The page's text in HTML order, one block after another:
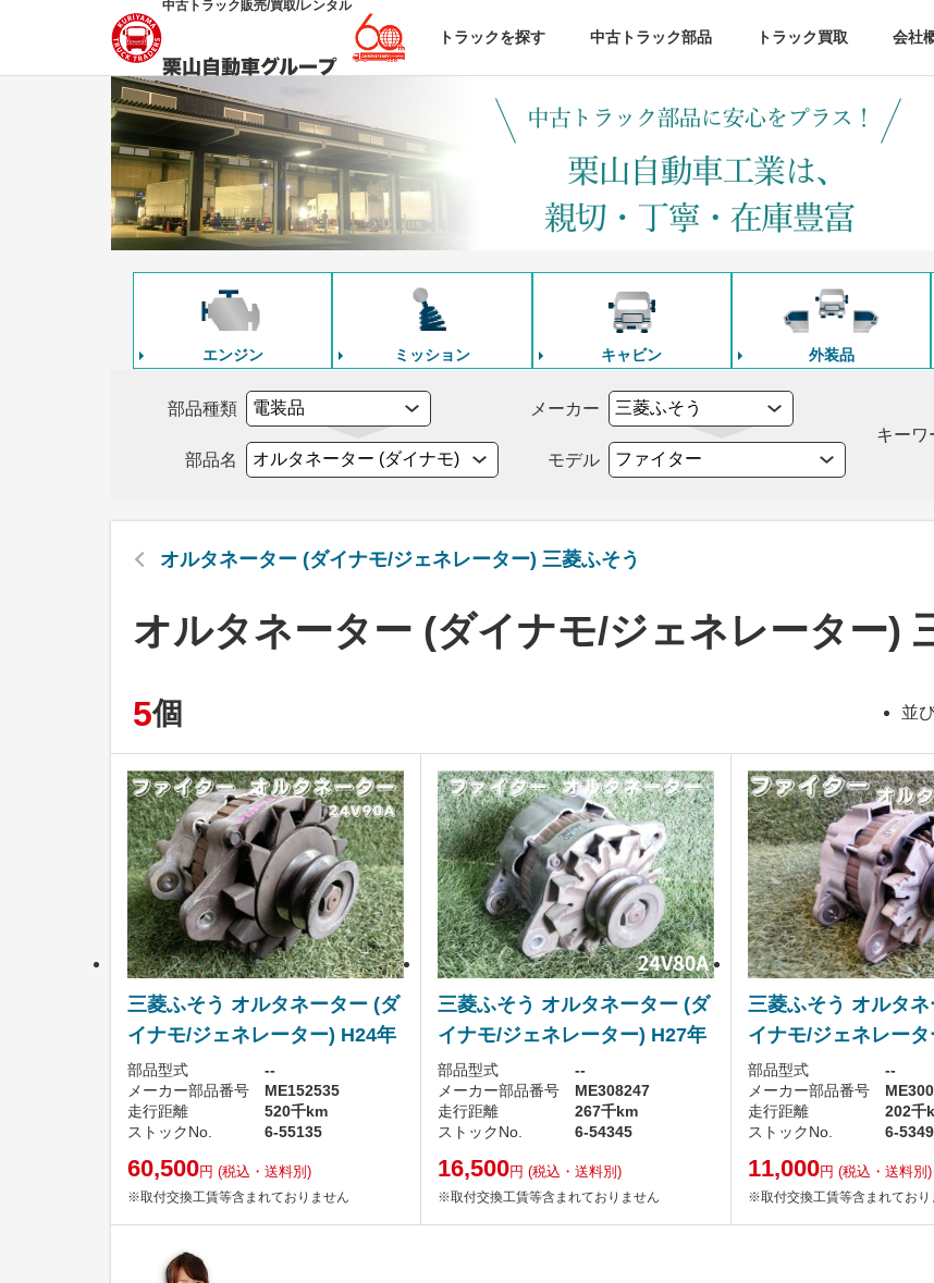
中古トラック販売/買取/レンタル
トラックを探す 中古トラック部品 トラック買取 会社
エンジン ミッション キャビン 外装品
部品種類
部品名
メーカー
モデル
キーワ
オルタネーター (ダイナモ/ジェネレーター) 三菱ふそう
オルタネーター (ダイナモ/ジェネレーター)
5個 並
三菱ふそう オルタネーター (ダ
イナモ/ジェネレーター) H24年
部品型式
--
メーカー部品番号
ME152535
走行距離
520千km
ストックNo.
6-55135
60,500円 (税込・送料別)
※取付交換工賃等含まれておりません
三菱ふそう オルタネーター (ダ
イナモ/ジェネレーター) H27年
部品型式
--
メーカー部品番号
ME308247
走行距離
267千km
ストックNo.
6-54345
16,500円 (税込・送料別)
※取付交換工賃等含まれておりません
三菱ふそう オルタ
イナモ/ジェネレー
部品型式
--
メーカー部品番号
走行距離
202千
ストックNo.
6-
11,000円 (税込・送料別)
※取付交換工賃等含まれており